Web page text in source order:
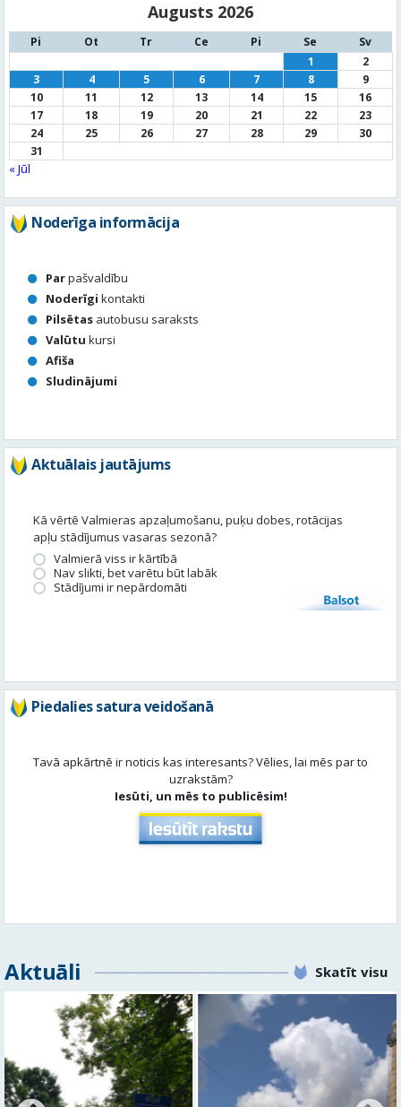
Augusts 2026
Pi Ot Tr Ce Pi Se
Sv
1
2
3
4 5 6 7 8
9
10
11 12 13 14 15
16
17
18 19 20 21 22
23
24
25 26 27 28 29
30
31
« Jūl
Noderīga informācija
Parpašvaldību
Noderīgi kontakti
Pilsētas autobusu saraksts
Valūtu kursi
Afiša
Sludinājumi
Aktuālais jautājums
Kā vērtē Valmieras apzaļumošanu, puķu dobes, rotācijas
apļu stādījumus vasaras sezonā?
Valmierā viss ir kārtībā
Nav slikti, bet varētu būt labāk
Stādījumi ir nepārdomāti
Balsot
Piedalies satura veidošanā
Tavā apkārtnē ir noticis kas interesants? Vēlies, lai mēs par to
uzrakstām?
Iesūti, un mēs to publicēsim!
Aktuāli Skatīt visu